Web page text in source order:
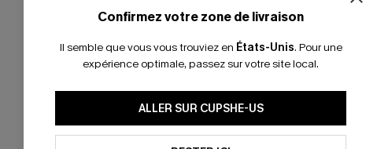
Confirmez votre zone de livraison
Il semble que vous vous trouviez en États-Unis. Pour une
expérience optimale, passez sur votre site local.
ALLER SUR CUPSHE-US
RETOURS GRATUITS ABONNÉS LIVRAISON
NOS SÉLECTIONS
*Un code par
En soumettant votre adresse
mails marketing (y compris
reconnaissez avoir pris
pouvons utiliser les données